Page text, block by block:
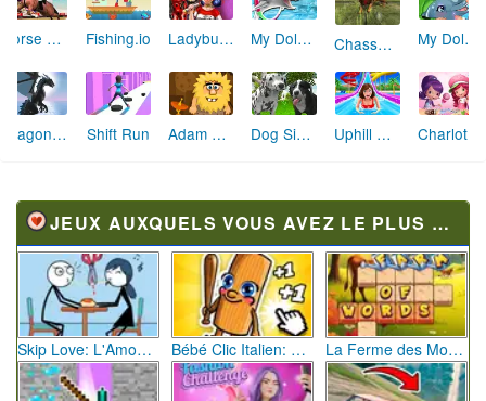
Horse Jumping Show 3D Fishing.io Ladybug Secret Wardrobe My Dolphin Show 7 Chasse aux Lions 3D My Dolphin Show Edition de Noël
Dragon Simulator 3D Shift Run Adam and Eve : Astronaut Dog Simulator 3D Uphill Rush 8
JEUX AUXQUELS VOUS AVEZ LE PLUS JOUÉ
Skip Love: L'Amour en Péril Bébé Clic Italien: La Folie des Petits Bambins La Ferme des Mots - Cultivez votre Vocabulaire